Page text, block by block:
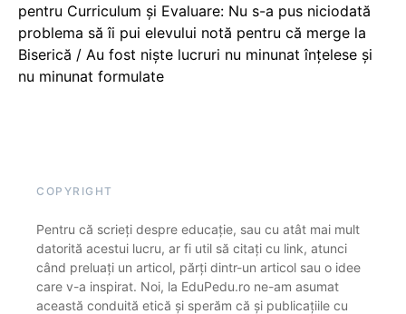
pentru Curriculum și Evaluare: Nu s-a pus niciodată
problema să îi pui elevului notă pentru că merge la
Biserică / Au fost niște lucruri nu minunat înțelese și
nu minunat formulate
COPYRIGHT
Pentru că scrieți despre educație, sau cu atât mai mult
datorită acestui lucru, ar fi util să citați cu link, atunci
când preluați un articol, părți dintr-un articol sau o idee
care v-a inspirat. Noi, la EduPedu.ro ne-am asumat
această conduită etică și sperăm că și publicațiile cu